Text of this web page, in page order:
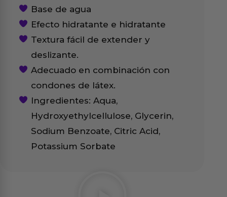
Base de agua
Efecto hidratante e hidratante
Textura fácil de extender y
deslizante.
Adecuado en combinación con
condones de látex.
Ingredientes: Aqua,
Hydroxyethylcellulose, Glycerin,
Sodium Benzoate, Citric Acid,
Potassium Sorbate